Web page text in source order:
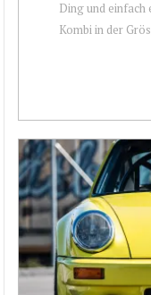
Ding und einfach
Kombi in der